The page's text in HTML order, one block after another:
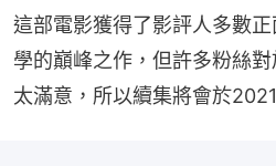
這部電影獲得了影評人多數
學的巔峰之作，但許多粉絲
太滿意，所以續集將會於